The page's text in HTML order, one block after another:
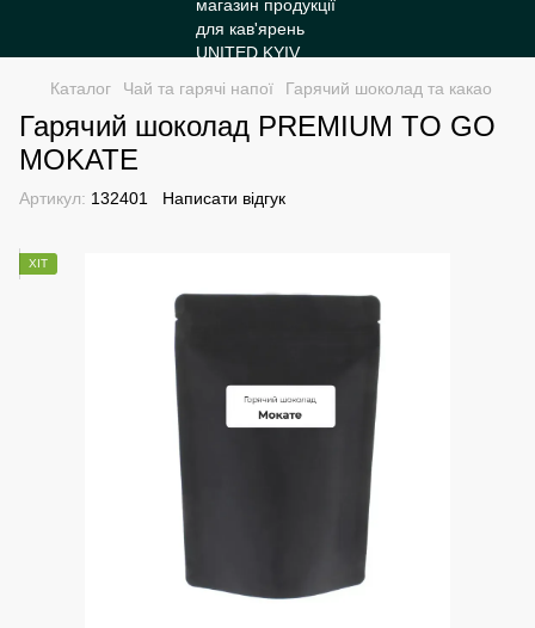
Каталог Чай та гарячі напої Гарячий шоколад та какао
Гарячий шоколад PREMIUM TO GO
MOKATE
Артикул: 132401 Написати відгук
ХІТ